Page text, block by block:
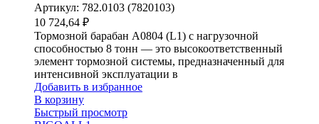
Артикул: 782.0103 (7820103)
10 724,64 ₽
Тормозной барабан A0804 (L1) с нагрузочной
способностью 8 тонн — это высокоответственный
элемент тормозной системы, предназначенный для
интенсивной эксплуатации в
Добавить в избранное
В корзину
Быстрый просмотр